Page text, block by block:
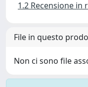
1.2 Recensione in
File in questo
Non ci sono file